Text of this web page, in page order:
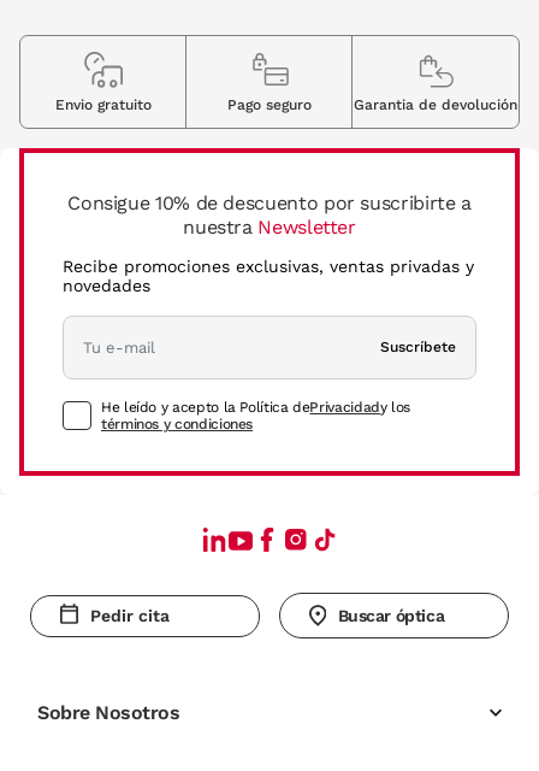
Consigue 10% de descuento por suscribirte a
nuestra Newsletter
Recibe promociones exclusivas, ventas privadas y
novedades
Suscríbete
He leído y acepto la Política dePrivacidady los
términos y condiciones
Envio gratuito Pago seguro Garantia de devolución
Pedir cita Buscar óptica
Sobre Nosotros